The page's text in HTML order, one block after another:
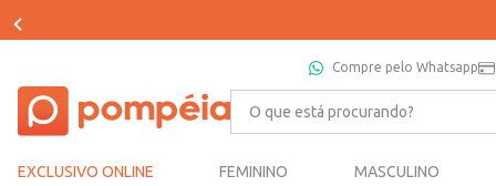
Compre pelo Whatsapp
O que está procurando?
EXCLUSIVO ONLINE FEMININO MASCULINO